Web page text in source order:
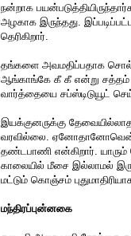
நன்றாக
அழகாக இருந்தது.
தெரிகிறார்.
தங்களை அவமதிப்பதாக சொல்லி
ஆங்காங்கே கீ கீ என்று சத்தம்
வார்த்தையை சப்ஸ்டிடுயூட்
இயக்குனருக்கு
வரவில்லை. ஏனோதானோவென்று
தண்டபாணி என்கிறார்.
காலையில் மீசை இல்லாமல்
மட்டும் கொஞ்சம்
மந்திரப்புன்னகை